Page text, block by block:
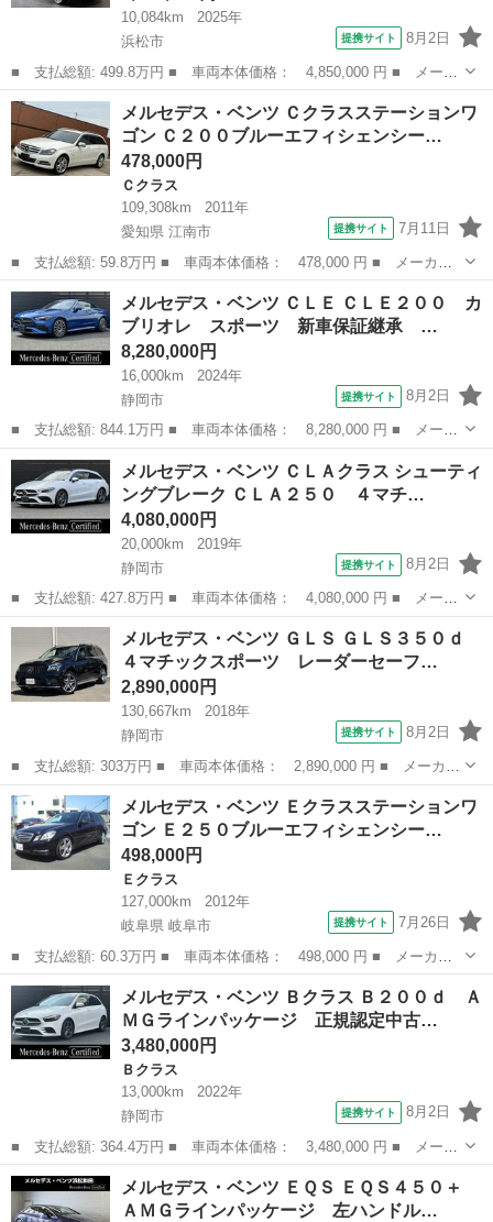
10,084km
2025年
浜松市
提携サイト 8月2日
■ 支払総額: 499.8万円 ■ 車両本体価格： 4,850,000 円 ■ メーカ
ー名： メルセデス・ベンツ ■ 車種名： ＧＬＢ ■ グレード
名： ＧＬＢ１８０ ＡＭＧラインパッケージ レーダーセーフティ
ＰＫＧ Ｆメ...
静岡 浜松市 ベンツ（メルセデス）
メルセデス・ベンツ Ｃクラスステーションワ
ゴン Ｃ２００ブルーエフィシェンシー…
478,000円
Ｃクラス
109,308km
2011年
愛知県 江南市
提携サイト 7月11日
■ 支払総額: 59.8万円 ■ 車両本体価格： 478,000 円 ■ メーカー
名： メルセデス・ベンツ ■ 車種名： Ｃクラスステーションワゴ
ン ■ グレード名： Ｃ２００ブルーエフィシェンシーワゴンアバン
Ｇ 車検２年...
愛知 江南市 Ｃクラス
メルセデス・ベンツ ＣＬＥ ＣＬＥ２００ カ
ブリオレ スポーツ 新車保証継承 …
8,280,000円
16,000km
2024年
静岡市
提携サイト 8月2日
■ 支払総額: 844.1万円 ■ 車両本体価格： 8,280,000 円 ■ メーカ
ー名： メルセデス・ベンツ ■ 車種名： ＣＬＥ ■ グレード
名： ＣＬＥ２００ カブリオレ スポーツ 新車保証継承 正規認
定中古車 認...
静岡 静岡市 ベンツ（メルセデス）
メルセデス・ベンツ ＣＬＡクラス シューティ
ングブレーク ＣＬＡ２５０ ４マチ…
4,080,000円
20,000km
2019年
静岡市
提携サイト 8月2日
■ 支払総額: 427.8万円 ■ 車両本体価格： 4,080,000 円 ■ メーカ
ー名： メルセデス・ベンツ ■ 車種名： ＣＬＡクラス シューティ
ングブレーク ■ グレード名： ＣＬＡ２５０ ４マチクシュティン
グブレ...
静岡 静岡市 ベンツ（メルセデス）
メルセデス・ベンツ ＧＬＳ ＧＬＳ３５０ｄ
４マチックスポーツ レーダーセーフ…
2,890,000円
130,667km
2018年
静岡市
提携サイト 8月2日
■ 支払総額: 303万円 ■ 車両本体価格： 2,890,000 円 ■ メーカー
名： メルセデス・ベンツ ■ 車種名： ＧＬＳ ■ グレード名：
ＧＬＳ３５０ｄ ４マチックスポーツ レーダーセーフティＰＫＧ・
ＡＭＧスポ...
静岡 静岡市 ベンツ（メルセデス）
メルセデス・ベンツ Ｅクラスステーションワ
ゴン Ｅ２５０ブルーエフィシェンシー…
498,000円
Ｅクラス
127,000km
2012年
岐阜県 岐阜市
提携サイト 7月26日
■ 支払総額: 60.3万円 ■ 車両本体価格： 498,000 円 ■ メーカー
名： メルセデス・ベンツ ■ 車種名： Ｅクラスステーションワゴ
ン ■ グレード名： Ｅ２５０ブルーエフィシェンシーステーション
ワゴン ■ ...
岐阜 岐阜市 Ｅクラス
メルセデス・ベンツ Ｂクラス Ｂ２００ｄ Ａ
ＭＧラインパッケージ 正規認定中古…
3,480,000円
Ｂクラス
13,000km
2022年
静岡市
提携サイト 8月2日
■ 支払総額: 364.4万円 ■ 車両本体価格： 3,480,000 円 ■ メーカ
ー名： メルセデス・ベンツ ■ 車種名： Ｂクラス ■ グレード
名： Ｂ２００ｄ ＡＭＧラインパッケージ 正規認定中古車 認定
中古車保証...
静岡 静岡市 Ｂクラス
メルセデス・ベンツ ＥＱＳ ＥＱＳ４５０＋
ＡＭＧラインパッケージ 左ハンドル…